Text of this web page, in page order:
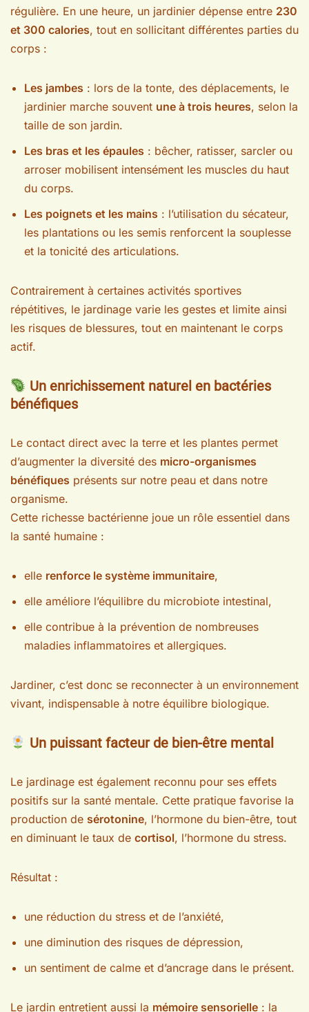
régulière. En une heure, un jardinier dépense entre 230
et 300 calories, tout en sollicitant différentes parties du
corps :
Les jambes : lors de la tonte, des déplacements, le
jardinier marche souvent une à trois heures, selon la
taille de son jardin.
Les bras et les épaules : bêcher, ratisser, sarcler ou
arroser mobilisent intensément les muscles du haut
du corps.
Les poignets et les mains : l’utilisation du sécateur,
les plantations ou les semis renforcent la souplesse
et la tonicité des articulations.
Contrairement à certaines activités sportives
répétitives, le jardinage varie les gestes et limite ainsi
les risques de blessures, tout en maintenant le corps
actif.
Un enrichissement naturel en bactéries
bénéfiques
Le contact direct avec la terre et les plantes permet
d’augmenter la diversité des micro-organismes
bénéfiques présents sur notre peau et dans notre
organisme.
Cette richesse bactérienne joue un rôle essentiel dans
la santé humaine :
elle renforce le système immunitaire,
elle améliore l’équilibre du microbiote intestinal,
elle contribue à la prévention de nombreuses
maladies inflammatoires et allergiques.
Jardiner, c’est donc se reconnecter à un environnement
vivant, indispensable à notre équilibre biologique.
Un puissant facteur de bien-être mental
Le jardinage est également reconnu pour ses effets
positifs sur la santé mentale. Cette pratique favorise la
production de sérotonine, l’hormone du bien-être, tout
en diminuant le taux de cortisol, l’hormone du stress.
Résultat :
une réduction du stress et de l’anxiété,
une diminution des risques de dépression,
un sentiment de calme et d’ancrage dans le présent.
Le jardin entretient aussi la mémoire sensorielle : la